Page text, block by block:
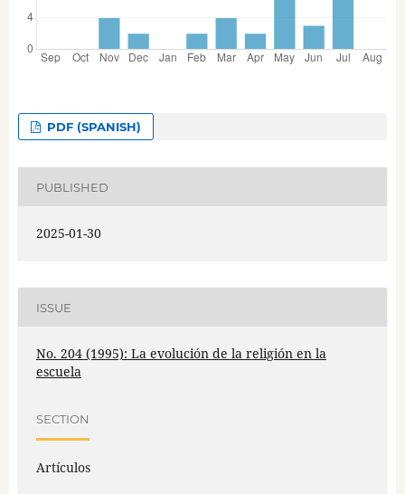
PDF (SPANISH)
PUBLISHED
2025-01-30
ISSUE
No. 204 (1995): La evolución de la religión en la
escuela
SECTION
Artículos